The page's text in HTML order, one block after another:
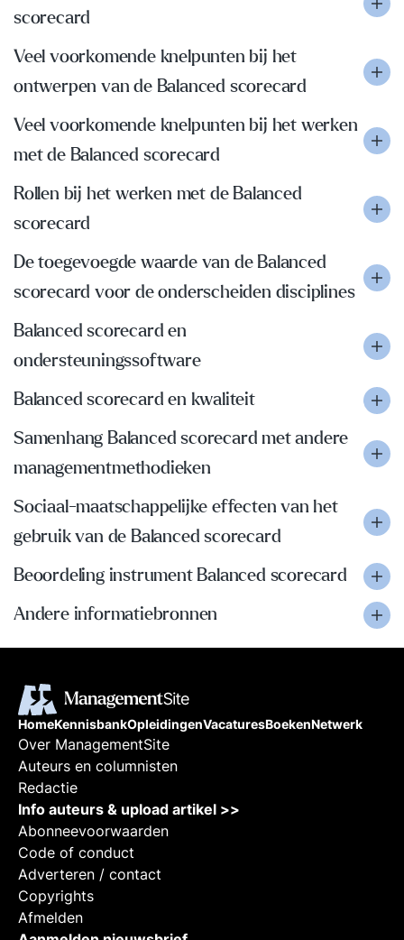
scorecard
Veel voorkomende knelpunten bij het
ontwerpen van de Balanced scorecard
Veel voorkomende knelpunten bij het werken
met de Balanced scorecard
Rollen bij het werken met de Balanced
scorecard
De toegevoegde waarde van de Balanced
scorecard voor de onderscheiden disciplines
Balanced scorecard en
ondersteuningssoftware
Balanced scorecard en kwaliteit
Samenhang Balanced scorecard met andere
managementmethodieken
Sociaal-maatschappelijke effecten van het
gebruik van de Balanced scorecard
Beoordeling instrument Balanced scorecard
Andere informatiebronnen
HomeKennisbankOpleidingenVacaturesBoekenNetwerk
Over ManagementSite
Auteurs en columnisten
Redactie
Info auteurs & upload artikel >>
Abonneevoorwaarden
Code of conduct
Adverteren / contact
Copyrights
Afmelden